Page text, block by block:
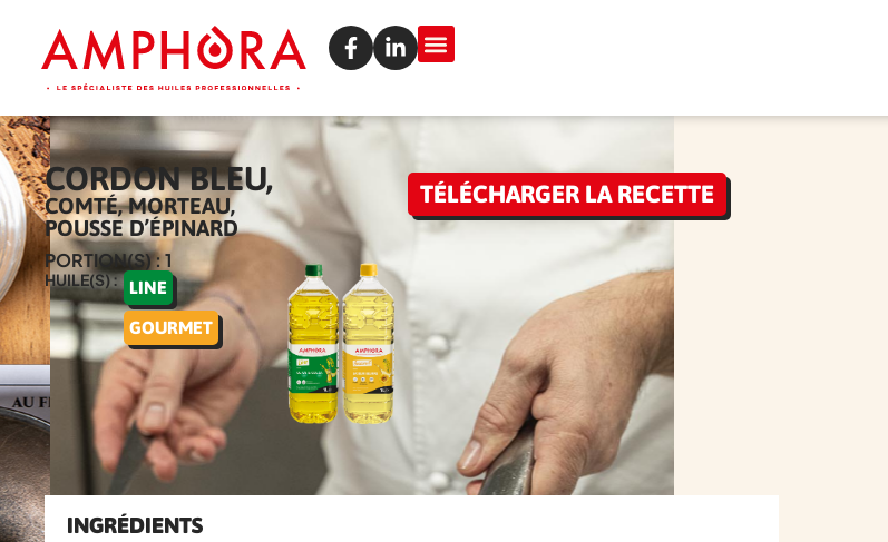
CORDON BLEU,
COMTÉ, MORTEAU,
POUSSE D’ÉPINARD
PORTION(S) : 1
HUILE(S) : LINE
GOURMET
TÉLÉCHARGER LA RECETTE
INGRÉDIENTS